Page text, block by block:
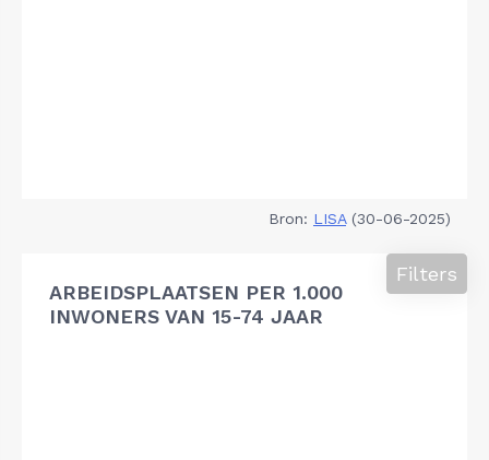
Bron: LISA(30-06-2025)
ARBEIDSPLAATSEN PER 1.000
INWONERS VAN 15-74 JAAR
Filters